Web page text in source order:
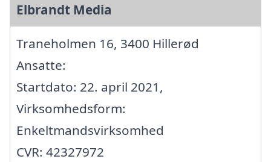
Elbrandt Media
Traneholmen 16, 3400 Hillerød
Ansatte:
Startdato: 22. april 2021,
Virksomhedsform:
Enkeltmandsvirksomhed
CVR: 42327972